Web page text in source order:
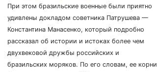
При этом бразильские военные были приятно
удивлены докладом советника Патрушева —
Константина Манасенко, который подробно
рассказал об истории и истоках более чем
двухвековой дружбы российских и
бразильских моряков. По его словам, ее корни